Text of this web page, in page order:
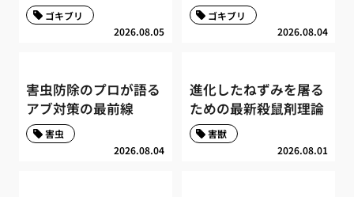
2026.08.05
ゴキブリ
2026.08.04
ゴキブリ
害虫防除のプロが語る
アブ対策の最前線
2026.08.04
害虫
進化したねずみを屠る
ための最新殺鼠剤理論
2026.08.01
害獣